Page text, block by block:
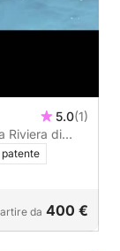
5.0(1)
Riviera di
via
da 400 €